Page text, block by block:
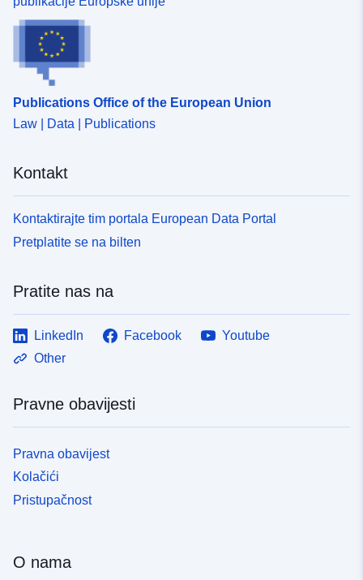
Publications Office of the European Union
Law | Data | Publications
Kontakt
Kontaktirajte tim portala European Data Portal
Pretplatite se na bilten
Pratite nas na
LinkedIn Facebook
Youtube
Other
Pravne obavijesti
Pravna obavijest
Kolačići
Pristupačnost
O nama